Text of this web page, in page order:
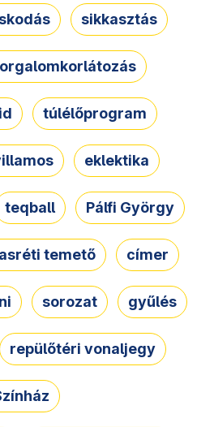
sikkasztás
túlélőprogram
eklektika
teqball Pálfi György
temető címer
sorozat gyűlés
repülőtéri vonaljegy